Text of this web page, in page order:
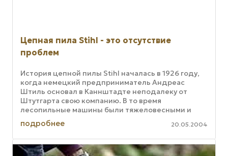
Цепная пила Stihl - это отсутствие
проблем
История цепной пилы Stihl началась в 1926 году,
когда немецкий предприниматель Андреас
Штиль основал в Каннштадте неподалеку от
Штутгарта свою компанию. В то время
лесопильные машины были тяжеловесными и
ненадежными. И в том же 1926 году на рынке ...
подробнее 20.05.2004